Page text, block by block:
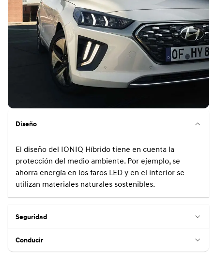
Diseño
El diseño del IONIQ Híbrido tiene en cuenta la
protección del medio ambiente. Por ejemplo, se
ahorra energía en los faros LED y en el interior se
utilizan materiales naturales sostenibles.
Seguridad
Conducir